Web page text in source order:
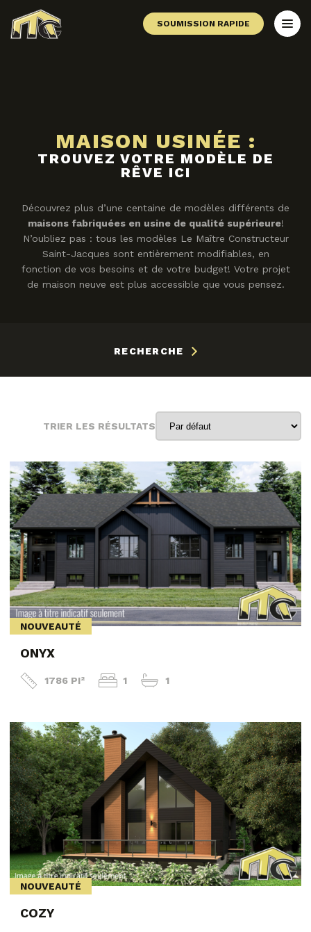
SOUMISSION RAPIDE
MAISON USINÉE :
TROUVEZ VOTRE MODÈLE DE
RÊVE ICI
Découvrez plus d’une centaine de modèles différents de
maisons fabriquées en usine de qualité supérieure!
N’oubliez pas : tous les modèles Le Maître Constructeur
Saint-Jacques sont entièrement modifiables, en
fonction de vos besoins et de votre budget! Votre projet
de maison neuve est plus accessible que vous pensez.
RECHERCHE
TRIER LES RÉSULTATS
NOUVEAUTÉ
ONYX
1786 PI² 1 1
NOUVEAUTÉ
COZY